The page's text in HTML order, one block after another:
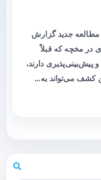
مطالعه جدید گزارش
در مخچه که قبلاً
دارند،
کشف می‌تواند به…